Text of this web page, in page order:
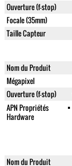
Ouverture (f-stop)
Focale (35mm)
Taille Capteur
Nom du Produit
Mégapixel
Ouverture (f-stop)
APN Propriétés
Hardware
Nom du Produit